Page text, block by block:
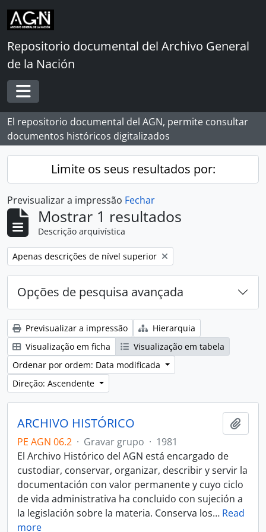
Skip to main content
Repositorio documental del Archivo General
de la Nación
Toggle navigation
El repositorio documental del AGN, permite consultar
documentos históricos digitalizados
Limite os seus resultados por:
Previsualizar a impressão Fechar
Mostrar 1 resultados
Descrição arquivística
Remover filtro:
Apenas descrições de nível superior
Opções de pesquisa avançada
Previsualizar a impressão
Hierarquia
Visualização em ficha
Visualização em tabela
Ordenar por ordem: Data modificada
Direção: Ascendente
ARCHIVO HISTÓRICO
PE AGN 06.2 · Gravar grupo · 1981
El Archivo Histórico del AGN está encargado de
custodiar, conservar, organizar, describir y servir la
documentación con valor permanente y cuyo ciclo
de vida administrativa ha concluido con sujeción a
la legislación sobre la materia. Conserva los… Read
more